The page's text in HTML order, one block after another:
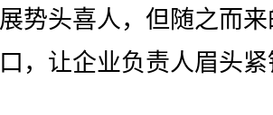
势头喜人，但随之而
，让企业负责人眉头